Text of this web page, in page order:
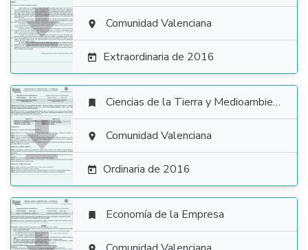
  Comunidad Valenciana
 Extraordinaria de 2016

 Ciencias de la Tierra y Medioambientales
 Comunidad Valenciana
 Ordinaria de 2016
 Economía de la Empresa